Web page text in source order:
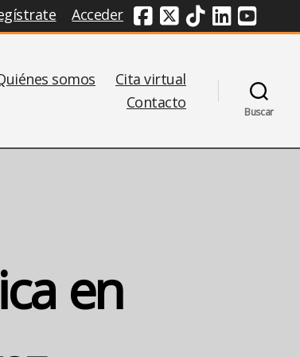
Acceder Redes Sociales
somos
Cita virtual
Contacto
Buscar
en